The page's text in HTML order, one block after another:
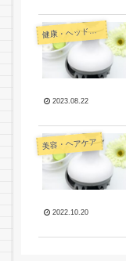
健
康・ヘッドケア
2023.08.22
美容・ヘアケア
2022.10.20